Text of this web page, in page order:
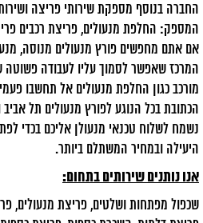
המספק: החלפת מנעולים, פריצת רכבים
אם אתם מחפשים פורץ מנעולים מנוסה,
המרכז שאפשר לסמוך עליו לעבודה פשוטה
מורכב כגון החלפת מנעולים אל תחשבו
הכתובת בכל הנוגע לפורץ מנעולים תל
נשמח לשלוח טכנאי מנעולן אליכם בכדי
היעילה ובמחיר המשתלם ביותר.
אנו נותנים שירותים בתחום:
שכפול מפתחות ושלטים, פריצת מנעולים,